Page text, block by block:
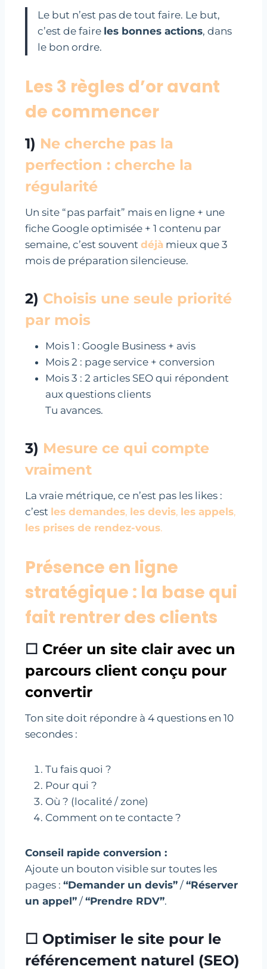
Le but n’est pas de tout faire. Le but,
c’est de faire les bonnes actions, dans
le bon ordre.
Les 3 règles d’or avant
de commencer
1) Ne cherche pas la
perfection : cherche la
régularité
Un site “pas parfait” mais en ligne + une
fiche Google optimisée + 1 contenu par
semaine, c’est souvent déjà mieux que 3
mois de préparation silencieuse.
2) Choisis une seule priorité
par mois
Mois 1 : Google Business + avis
Mois 2 : page service + conversion
Mois 3 : 2 articles SEO qui répondent
aux questions clients
Tu avances.
3) Mesure ce qui compte
vraiment
La vraie métrique, ce n’est pas les likes :
c’est les demandes, les devis, les appels,
les prises de rendez-vous.
Présence en ligne
stratégique : la base qui
fait rentrer des clients
☐ Créer un site clair avec un
parcours client conçu pour
convertir
Ton site doit répondre à 4 questions en 10
secondes :
Tu fais quoi ?
Pour qui ?
Où ? (localité / zone)
Comment on te contacte ?
Conseil rapide conversion :
Ajoute un bouton visible sur toutes les
pages : “Demander un devis” / “Réserver
un appel” / “Prendre RDV”.
☐ Optimiser le site pour le
référencement naturel (SEO)